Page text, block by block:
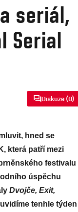
seriál,
Serial
Diskuze (0)
hned se
která patří mezi
festivalu
úspěchu
Dvojče, Exit,
uvidíme tenhle týden